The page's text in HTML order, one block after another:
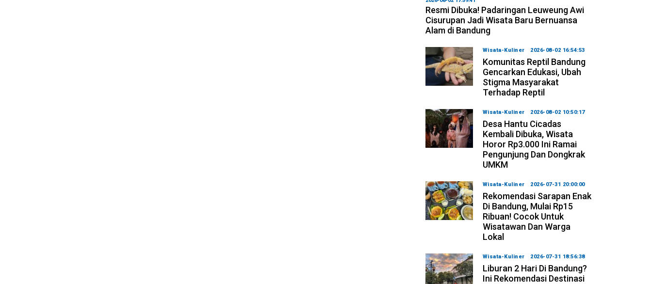
Resmi Dibuka! Padaringan Leuweung Awi
Cisurupan Jadi Wisata Baru Bernuansa
Alam di Bandung
Wisata-Kuliner 2026-08-02 16:54:53
Komunitas Reptil Bandung
Gencarkan Edukasi, Ubah
Stigma Masyarakat
Terhadap Reptil
Wisata-Kuliner 2026-08-02 10:50:17
Desa Hantu Cicadas
Kembali Dibuka, Wisata
Horor Rp3.000 Ini Ramai
Pengunjung Dan Dongkrak
UMKM
Wisata-Kuliner 2026-07-31 20:00:00
Rekomendasi Sarapan Enak
Di Bandung, Mulai Rp15
Ribuan! Cocok Untuk
Wisatawan Dan Warga
Lokal
Wisata-Kuliner 2026-07-31 18:56:38
Liburan 2 Hari Di Bandung?
Ini Rekomendasi Destinasi